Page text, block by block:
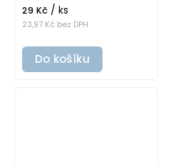
23,97 Kč bez DPH
29 Kč / ks
Do košíku